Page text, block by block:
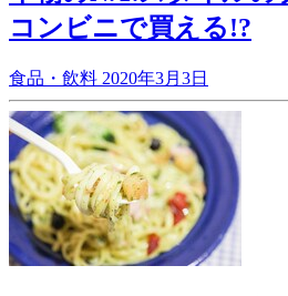
コンビニで買える!?
食品・飲料 2020年3月3日